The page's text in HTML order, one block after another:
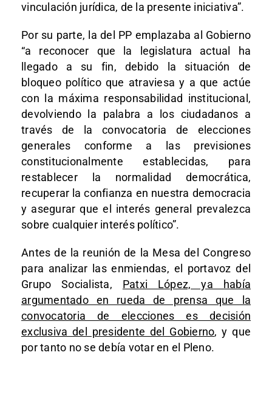
vinculación jurídica, de la presente iniciativa”.
Por su parte, la del PP emplazaba al Gobierno
“a reconocer que la legislatura actual ha
llegado a su fin, debido la situación de
bloqueo político que atraviesa y a que actúe
con la máxima responsabilidad institucional,
devolviendo la palabra a los ciudadanos a
través de la convocatoria de elecciones
generales conforme a las previsiones
constitucionalmente establecidas, para
restablecer la normalidad democrática,
recuperar la confianza en nuestra democracia
y asegurar que el interés general prevalezca
sobre cualquier interés político”.
Antes de la reunión de la Mesa del Congreso
para analizar las enmiendas, el portavoz del
Grupo Socialista, Patxi López, ya había
argumentado en rueda de prensa que la
convocatoria de elecciones es decisión
exclusiva del presidente del Gobierno, y que
por tanto no se debía votar en el Pleno.